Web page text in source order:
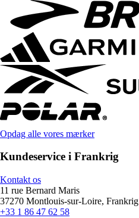
Opdag alle vores mærker
Kundeservice i Frankrig
Kontakt os
11 rue Bernard Maris
37270 Montlouis-sur-Loire, Frankrig
+33 1 86 47 62 58